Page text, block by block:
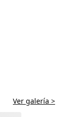
Ver galería >